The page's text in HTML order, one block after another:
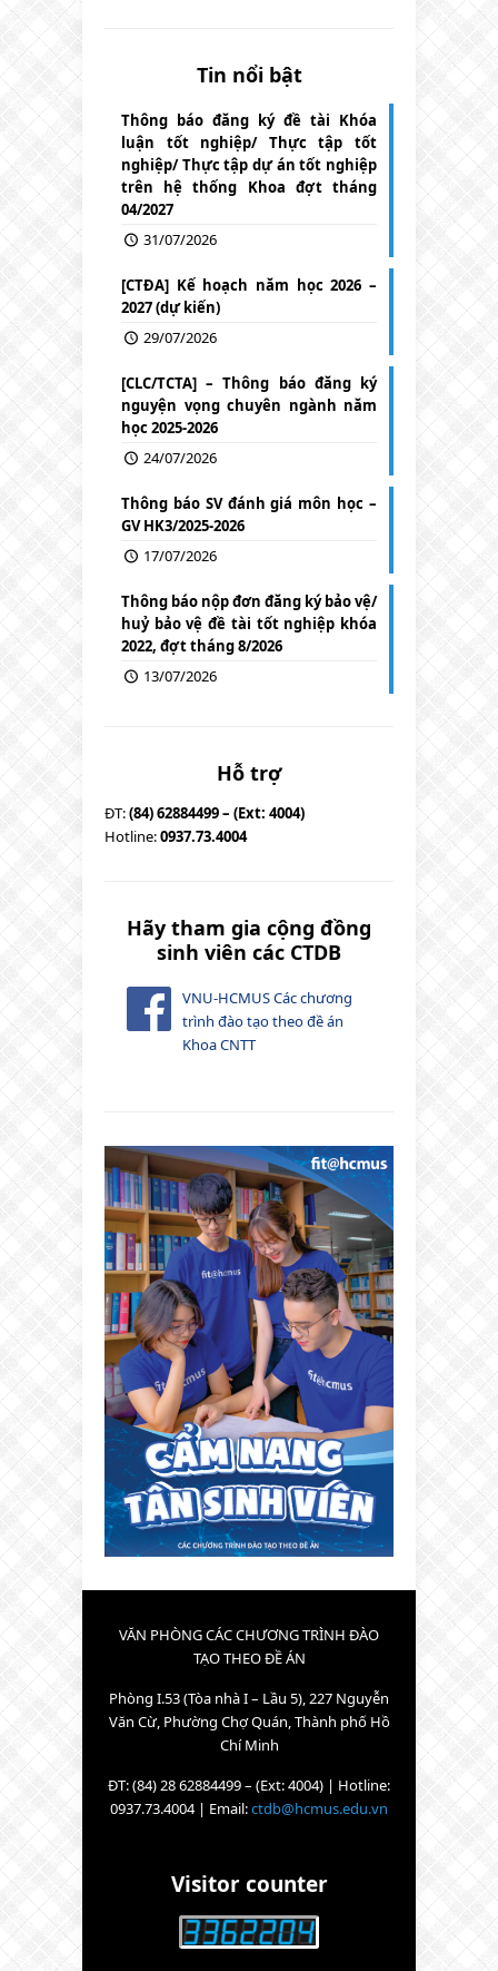
Tin nổi bật
Thông báo đăng ký đề tài Khóa
luận tốt nghiệp/ Thực tập tốt
nghiệp/ Thực tập dự án tốt nghiệp
trên hệ thống Khoa đợt tháng
04/2027
31/07/2026
[CTĐA] Kế hoạch năm học 2026 –
2027 (dự kiến)
29/07/2026
[CLC/TCTA] – Thông báo đăng ký
nguyện vọng chuyên ngành năm
học 2025-2026
24/07/2026
Thông báo SV đánh giá môn học –
GV HK3/2025-2026
17/07/2026
Thông báo nộp đơn đăng ký bảo vệ/
huỷ bảo vệ đề tài tốt nghiệp khóa
2022, đợt tháng 8/2026
13/07/2026
Hỗ trợ
ĐT:(84) 62884499 – (Ext: 4004)
Hotline:0937.73.4004
Hãy tham gia cộng đồng
sinh viên các CTDB
VNU-HCMUS Các chương
trình đào tạo theo đề án
Khoa CNTT
VĂN PHÒNG CÁC CHƯƠNG TRÌNH ĐÀO
TẠO THEO ĐỀ ÁN
Phòng I.53 (Tòa nhà I – Lầu 5), 227 Nguyễn
Văn Cừ, Phường Chợ Quán, Thành phố Hồ
Chí Minh
ĐT: (84) 28 62884499 – (Ext: 4004) | Hotline:
0937.73.4004 | Email:ctdb@hcmus.edu.vn
Visitor counter